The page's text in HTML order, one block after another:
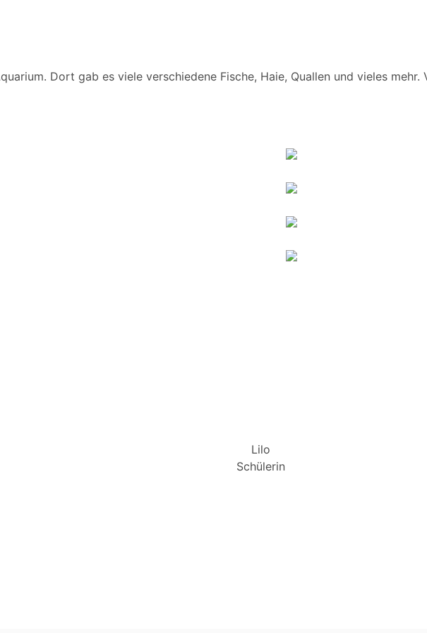
Dort gab es viele verschiedene Fische, Haie, Quallen und vieles
Lilo
Schülerin